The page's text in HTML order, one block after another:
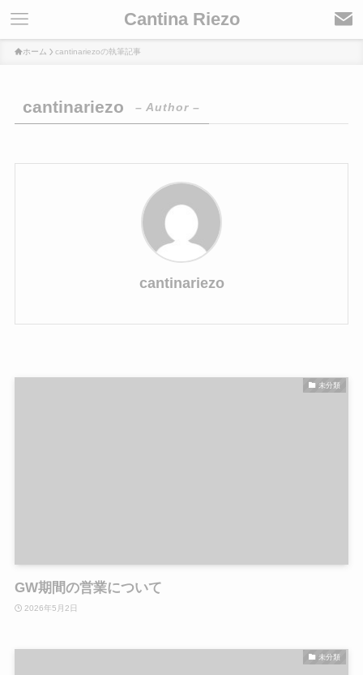
Cantina Riezo
ホーム cantinariezoの執筆記事
cantinariezo – Author –
cantinariezo
未分類
GW期間の営業について
2026年5月2日
未分類